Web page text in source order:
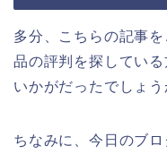
多分、こちらの記事
品の評判を探してい
いかがだったでしょう
ちなみに、今日のブロ